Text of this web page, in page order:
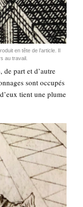
en tête de l’ar­ticle. Il
au travail.
de part et d’autre
sont occu­pés
tient une plume